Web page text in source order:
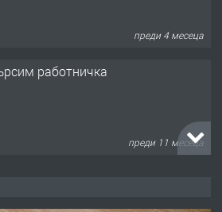
преди 4 месеца
работничка
преди 11 месеца